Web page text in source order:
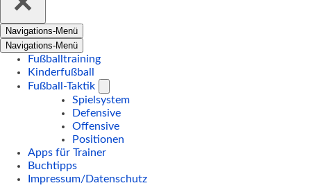
Navigations-Menü
Navigations-Menü
Fußballtraining
Kinderfußball
Fußball-Taktik
Spielsystem
Defensive
Offensive
Positionen
Apps für Trainer
Buchtipps
Impressum/Datenschutz